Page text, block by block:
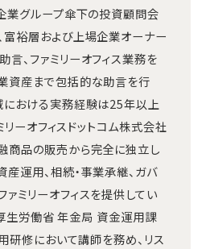
業グループ傘下の投資顧問会
富裕層および上場企業オーナー
、ファミリーオフィス業務を
資産まで包括的な助言を行
における実務経験は25年以上
リーオフィスドットコム株式会社
商品の販売から完全に独立し
運用、相続・事業承継、ガバ
ミリーオフィスを提供してい
生労働省 年金局 資金運用課
研修において講師を務め、リス